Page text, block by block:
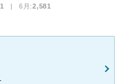
| 6月:2,581